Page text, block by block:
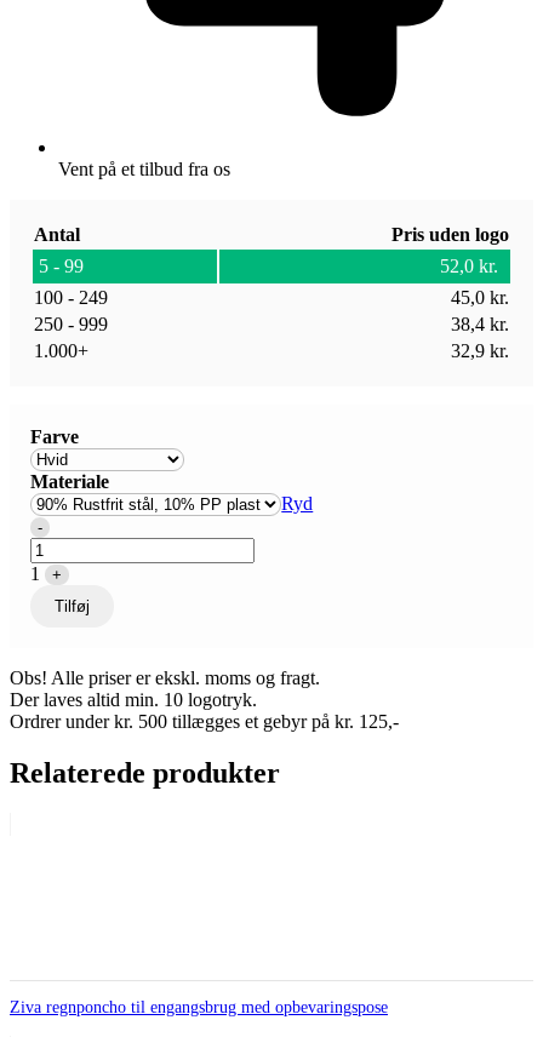
Vent på et tilbud fra os
Antal
Pris uden logo
5 - 99
52,0 kr.
100 - 249
45,0 kr.
250 - 999
38,4 kr.
1.000+
32,9 kr.
Farve
Materiale
Ryd
Quantity
-
1
+
Tilføj
Obs! Alle priser er ekskl. moms og fragt.
Der laves altid min. 10 logotryk.
Ordrer under kr. 500 tillægges et gebyr på kr. 125,-
Relaterede produkter
Ziva regnponcho til engangsbrug med opbevaringspose